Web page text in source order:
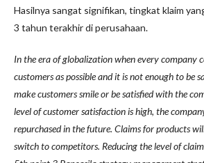
Hasilnya sangat signifikan, tingkat klaim
3 tahun terakhir di perusahaan.
In the era of globalization when every company
customers as possible and it is not enough to be
make customers smile or be satisfied with the
level of customer satisfaction is high, the
repurchased in the future. Claims for products
switch to competitors. Reducing the level of